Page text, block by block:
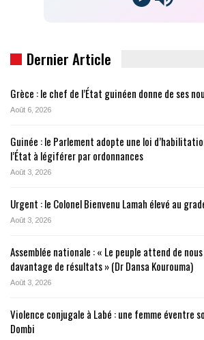
Dernier Article
Grèce : le chef de l’État guinéen donne de ses
Août 6, 2026
Guinée : le Parlement adopte une loi
l’État à légiférer par ordonnances
Août 3, 2026
Urgent : le Colonel Bienvenu Lamah élevé au
Août 3, 2026
Assemblée nationale : « Le peuple attend de
davantage de résultats » (Dr Dansa Kourouma)
Août 3, 2026
Violence conjugale à Labé : une femme éventre
Dombi